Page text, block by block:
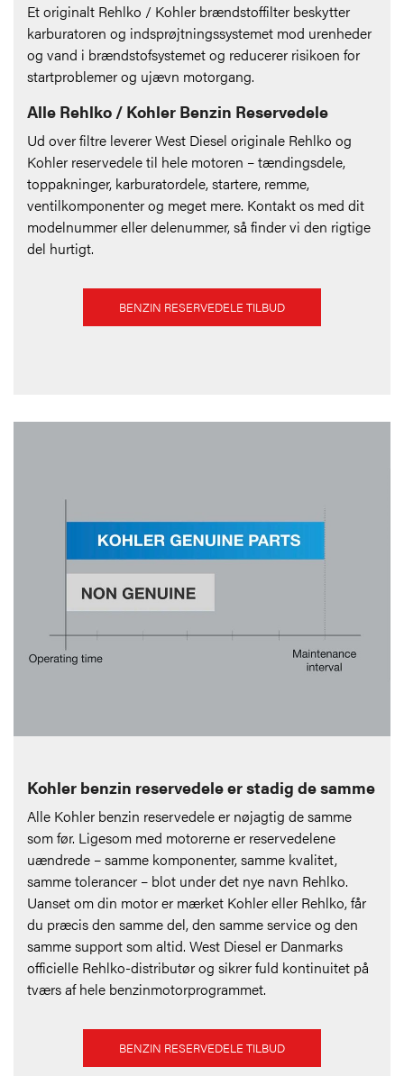
Et originalt Rehlko / Kohler brændstoffilter beskytter
karburatoren og indsprøjtningssystemet mod urenheder
og vand i brændstofsystemet og reducerer risikoen for
startproblemer og ujævn motorgang.
Alle Rehlko / Kohler Benzin Reservedele
Ud over filtre leverer West Diesel originale Rehlko og
Kohler reservedele til hele motoren – tændingsdele,
toppakninger, karburatordele, startere, remme,
ventilkomponenter og meget mere. Kontakt os med dit
modelnummer eller delenummer, så finder vi den rigtige
del hurtigt.
BENZIN RESERVEDELE TILBUD
Kohler benzin reservedele er stadig de samme
Alle Kohler benzin reservedele er nøjagtig de samme
som før. Ligesom med motorerne er reservedelene
uændrede – samme komponenter, samme kvalitet,
samme tolerancer – blot under det nye navn Rehlko.
Uanset om din motor er mærket Kohler eller Rehlko, får
du præcis den samme del, den samme service og den
samme support som altid. West Diesel er Danmarks
officielle Rehlko-distributør og sikrer fuld kontinuitet på
tværs af hele benzinmotorprogrammet.
BENZIN RESERVEDELE TILBUD